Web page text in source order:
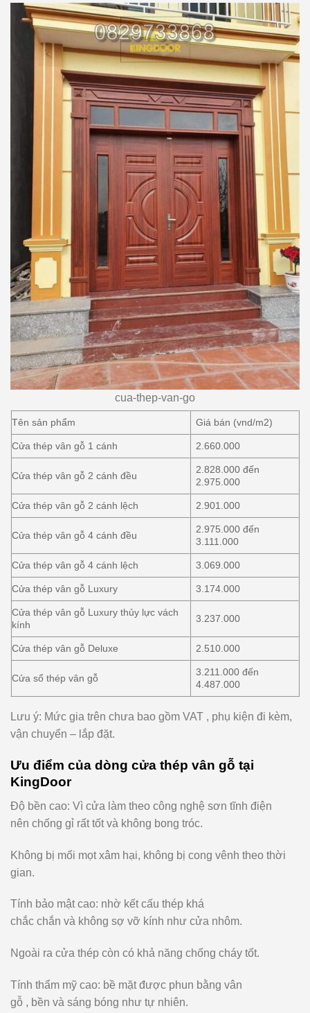
cua-thep-van-go
Tên sản phẩm Giá bán (vnd/m2)
Cửa thép vân gỗ 1 cánh 2.660.000
Cửa thép vân gỗ 2 cánh đều
2.828.000 đến
2.975.000
Cửa thép vân gỗ 2 cánh lệch 2.901.000
Cửa thép vân gỗ 4 cánh đều
2.975.000 đến
3.111.000
Cửa thép vân gỗ 4 cánh lệch 3.069.000
Cửa thép vân gỗ Luxury 3.174.000
Cửa thép vân gỗ Luxury thủy lực vách
kính
3.237.000
Cửa thép vân gỗ Deluxe 2.510.000
Cửa sổ thép vân gỗ
3.211.000 đến
4.487.000
Lưu ý: Mức gia trên chưa bao gồm VAT , phụ kiện đi kèm,
vận chuyển – lắp đặt.
Ưu điểm của dòng cửa thép vân gỗ tại
KingDoor
Độ bền cao: Vì cửa làm theo công nghệ sơn tĩnh điện
nên chống gỉ rấttốtvà không bong tróc.
Không bị mối mọt xâm hại, không bị cong vênh theo thời
gian.
Tính bảo mậtcao: nhờ kết cấu thép khá
chắc chắn và không sợ vỡ kính như cửa nhôm.
Ngoài ra cửa thép còn có khả năng chống cháy tốt.
Tính thẩm mỹ cao: bề mặtđược phun bằng vân
gỗ , bền và sáng bóng như tự nhiên.